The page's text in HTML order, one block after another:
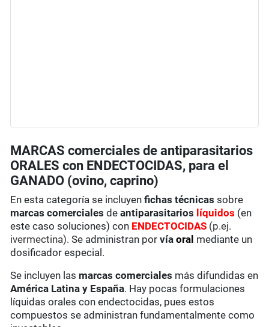
MARCAS comerciales de antiparasitarios
ORALES con ENDECTOCIDAS, para el
GANADO (ovino, caprino)
En esta categoría se incluyenfichas técnicas sobre
marcas comerciales deantiparasitarios líquidos (en
este caso soluciones) con ENDECTOCIDAS (p.ej.
ivermectina). Se administran porvíaoral mediante un
dosificador especial.
Se incluyen las marcas comerciales más difundidas en
América Latina y España. Hay pocas formulaciones
líquidas orales con endectocidas, pues estos
compuestos se administran fundamentalmente como